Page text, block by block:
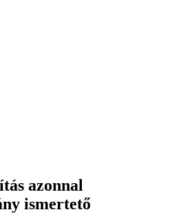
azonnal
ismertető